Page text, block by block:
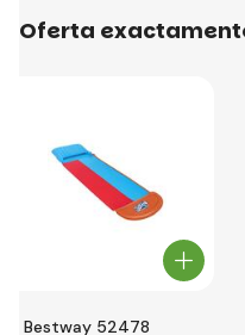
Oferta
Bestway 52478